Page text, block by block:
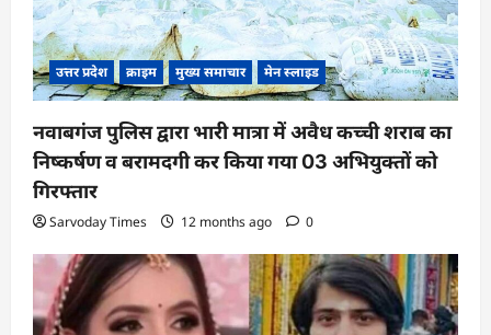
उत्तर प्रदेश क्राइम मुख्य समाचार मेन स्लाइड
नवाबगंज पुलिस द्वारा भारी मात्रा में अवैध कच्ची शराब का
निष्कर्षण व बरामदगी कर किया गया 03 अभियुक्तों को
गिरफ्तार
Sarvoday Times 12 months ago 0